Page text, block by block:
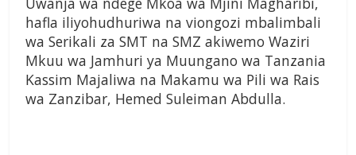
hafla iliyohudhuriwa na viongozi mbalimbali
wa Serikali za SMT na SMZ akiwemo Waziri
Mkuu wa Jamhuri ya Muungano wa Tanzania
Kassim Majaliwa na Makamu wa Pili wa Rais
wa Zanzibar, Hemed Suleiman Abdulla.